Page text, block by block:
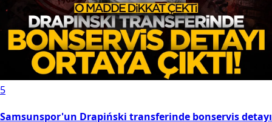
5
Samsunspor'un Drapiński transferinde bonservis detayı